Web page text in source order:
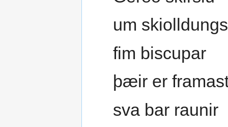
um
fim biscupar
þæir er
sva bar raunir